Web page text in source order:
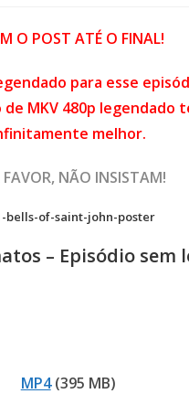
O POST ATÉ O FINAL!
para esse
MKV 480p legendado
melhor.
FAVOR, NÃO INSISTAM!
– Episódio sem
MP4(395 MB)